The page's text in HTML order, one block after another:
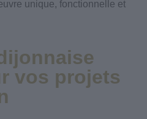
unique, fonctionnelle et
vos projets